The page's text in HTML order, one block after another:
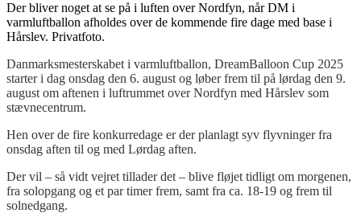
Der bliver noget at se på i luften over Nordfyn, når DM i
varmluftballon afholdes over de kommende fire dage med base i
Hårslev. Privatfoto.
Danmarksmesterskabet i varmluftballon, DreamBalloon Cup 2025
starter i dag onsdag den 6. august og løber frem til på lørdag den 9.
august om aftenen i luftrummet over Nordfyn med Hårslev som
stævnecentrum.
Hen over de fire konkurredage er der planlagt syv flyvninger fra
onsdag aften til og med Lørdag aften.
Der vil – så vidt vejret tillader det – blive fløjet tidligt om morgenen,
fra solopgang og et par timer frem, samt fra ca. 18-19 og frem til
solnedgang.